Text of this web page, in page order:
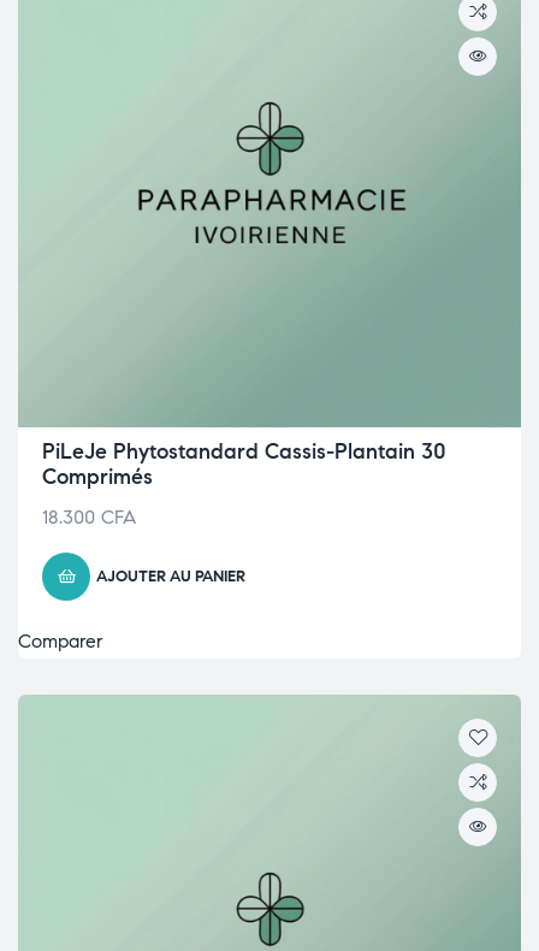
PiLeJe Phytostandard Cassis-Plantain 30
Comprimés
18.300 CFA
AJOUTER AU PANIER
Comparer